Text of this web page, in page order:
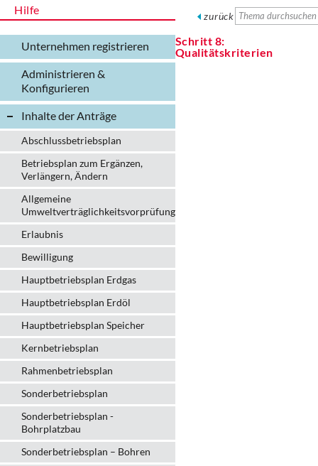
Hilfe
Unternehmen registrieren
Administrieren &
Konfigurieren
Inhalte der Anträge
Abschlussbetriebsplan
Betriebsplan zum Ergänzen,
Verlängern, Ändern
Allgemeine
Umweltverträglichkeitsvorprüfung
Erlaubnis
Bewilligung
Hauptbetriebsplan Erdgas
Hauptbetriebsplan Erdöl
Hauptbetriebsplan Speicher
Kernbetriebsplan
Rahmenbetriebsplan
Sonderbetriebsplan
Sonderbetriebsplan -
Bohrplatzbau
Sonderbetriebsplan – Bohren
zurück
Schritt 8:
Qualitätskriterien